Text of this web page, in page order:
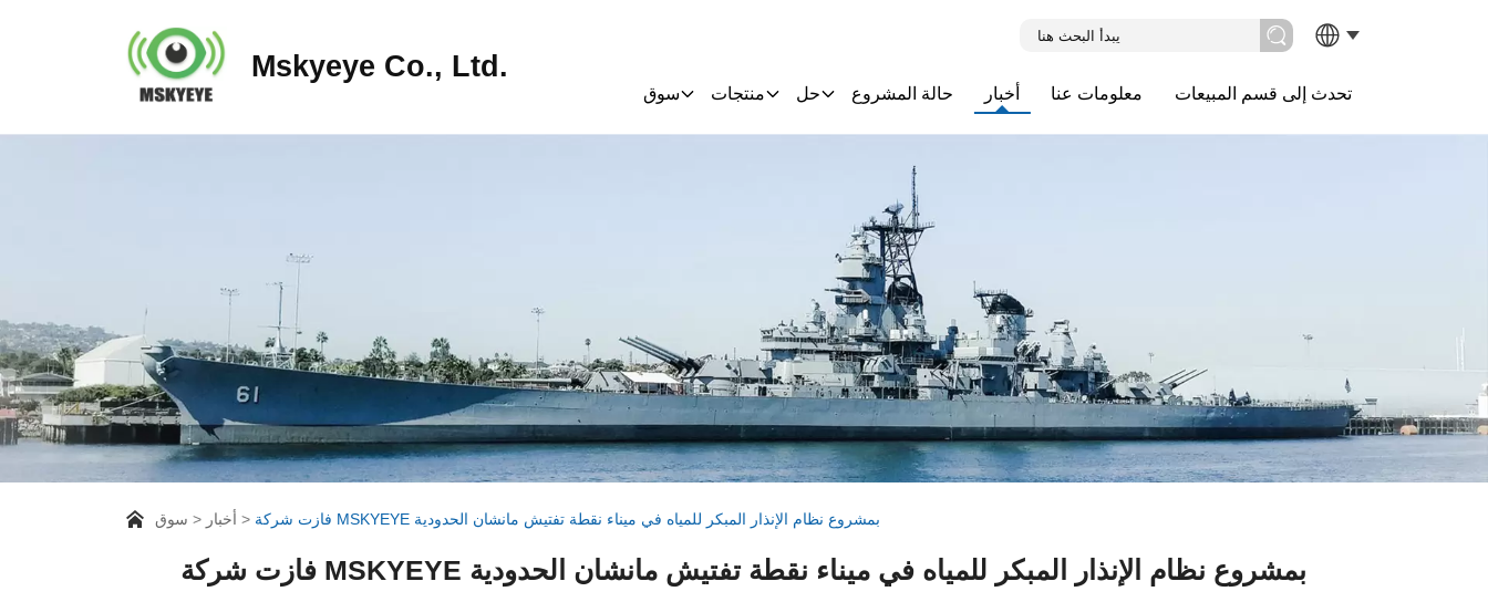
Mskyeye Co., Ltd.
سوق منتجات حل حالة المشروع أخبار معلومات عنا تحدث إلى قسم المبيعات
سوق أخبار فازت شركة MSKYEYE بمشروع نظام الإنذار المبكر للمياه في ميناء نقطة تفتيش مانشان الحدودية
فازت شركة MSKYEYE بمشروع نظام الإنذار المبكر للمياه في ميناء نقطة تفتيش مانشان الحدودية